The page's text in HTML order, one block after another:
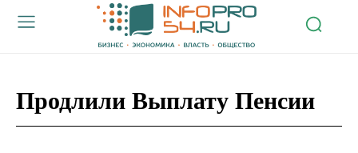
Продлили Выплату Пенсии